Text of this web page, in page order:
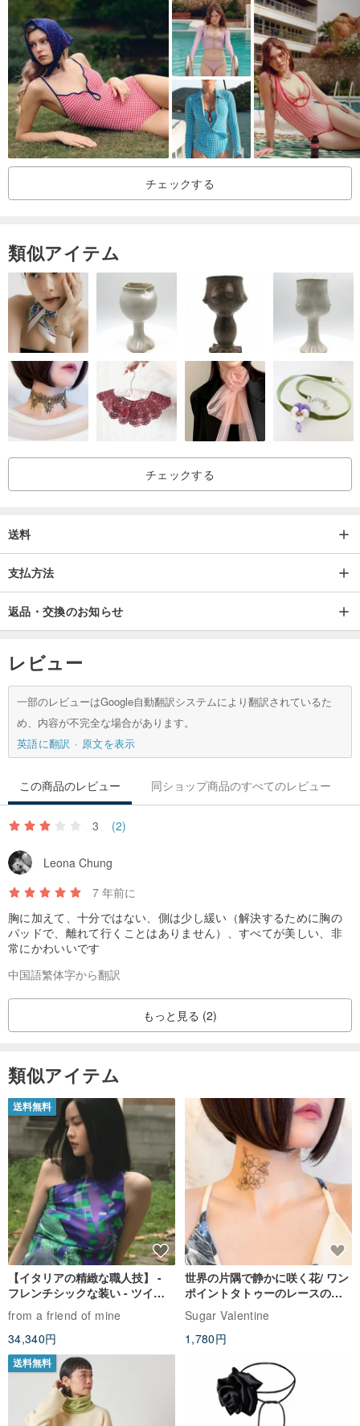
チェックする
類似アイテム
チェックする
送料
支払方法
返品・交換のお知らせ
レビュー
一部のレビューはGoogle自動翻訳システムにより翻訳されているた
め、内容が不完全な場合があります。
英語に翻訳
原文を表示
この商品のレビュー 同ショップ商品のすべてのレビュー
3 (2)
Leona Chung
7 年前に
胸に加えて、十分ではない、側は少し緩い（解決するために胸の
パッドで、離れて行くことはありません）、すべてが美しい、非
常にかわいいです
中国語繁体字から翻訳
もっと見る (2)
類似アイテム
送料無料
【イタリアの精緻な職人技】 -
フレンチシックな装い - ツイル
プリントシルクスカーフトップ
ス
from a friend of mine
34,340円
世界の片隅で静かに咲く花/ ワン
ポイントタトゥーのレースのチ
ョーカー SV649
Sugar Valentine
1,780円
送料無料